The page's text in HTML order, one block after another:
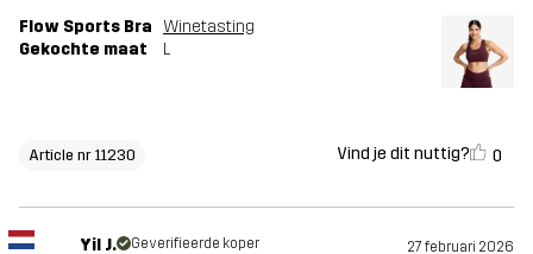
Flow Sports Bra
Winetasting
Gekochte maat
L
Article nr 11230 Vind je dit nuttig? 0
Yil J. Geverifieerde koper 27 februari 2026